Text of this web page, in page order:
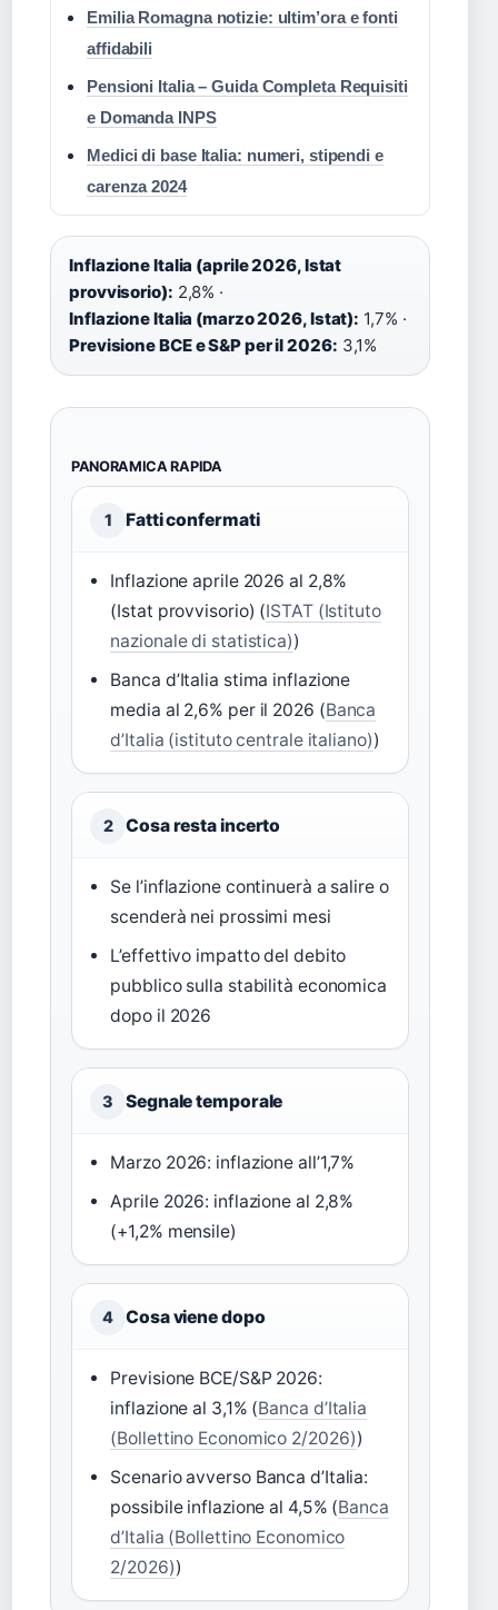
Emilia Romagna notizie: ultim’ora e fonti
affidabili
Pensioni Italia – Guida Completa Requisiti
e Domanda INPS
Medici di base Italia: numeri, stipendi e
carenza 2024
Inflazione Italia (aprile 2026, Istat
provvisorio): 2,8% ·
Inflazione Italia (marzo 2026, Istat): 1,7% ·
Previsione BCE e S&P per il 2026: 3,1%
PANORAMICA RAPIDA
1 Fatti confermati
Inflazione aprile 2026 al 2,8%
(Istat provvisorio) (ISTAT (Istituto
nazionale di statistica))
Banca d’Italia stima inflazione
media al 2,6% per il 2026 (Banca
d’Italia (istituto centrale italiano))
2 Cosa resta incerto
Se l’inflazione continuerà a salire o
scenderà nei prossimi mesi
L’effettivo impatto del debito
pubblico sulla stabilità economica
dopo il 2026
3 Segnale temporale
Marzo 2026: inflazione all’1,7%
Aprile 2026: inflazione al 2,8%
(+1,2% mensile)
4 Cosa viene dopo
Previsione BCE/S&P 2026:
inflazione al 3,1% (Banca d’Italia
(Bollettino Economico 2/2026))
Scenario avverso Banca d’Italia:
possibile inflazione al 4,5% (Banca
d’Italia (Bollettino Economico
2/2026))